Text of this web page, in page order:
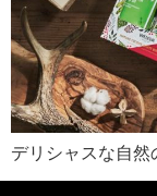
デリシャスな自